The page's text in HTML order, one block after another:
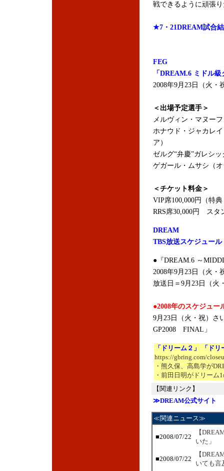
戦できるように頑張
★7・21DREAM試合
FEG
「DREAM.6 ミドル
2008年9月23日（火・
＜出場予定選手＞
メルヴィン・マヌー
ホナウド・ジャカレ
ア）
ゼルグ“弁慶”ガレシ
ゲガール・ムサシ（
＜チケット料金＞
VIP席100,000円（特
RRS席30,000円 スタ
DREAM
TBS放送スケジュール
●『DREAM.6 ～
2008年9月23日（火・
放送日＝9月23日（火
●2008年のスケジュー
9月23日（火・祝）
GP2008 FINAL」
「ドリーム２」 「ド
https://gbring.com/
・熊久保、高島学が
・前田日明がドリーム
【関連リンク】
≫DREAM公式サイト
≪関連ニュース≫
■2008/07/22
【
いた」
■2008/07/22
【
いても言